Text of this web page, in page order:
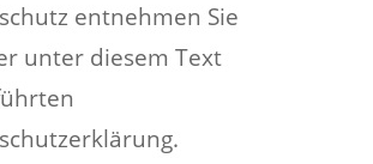
entnehmen Sie
unter diesem Text